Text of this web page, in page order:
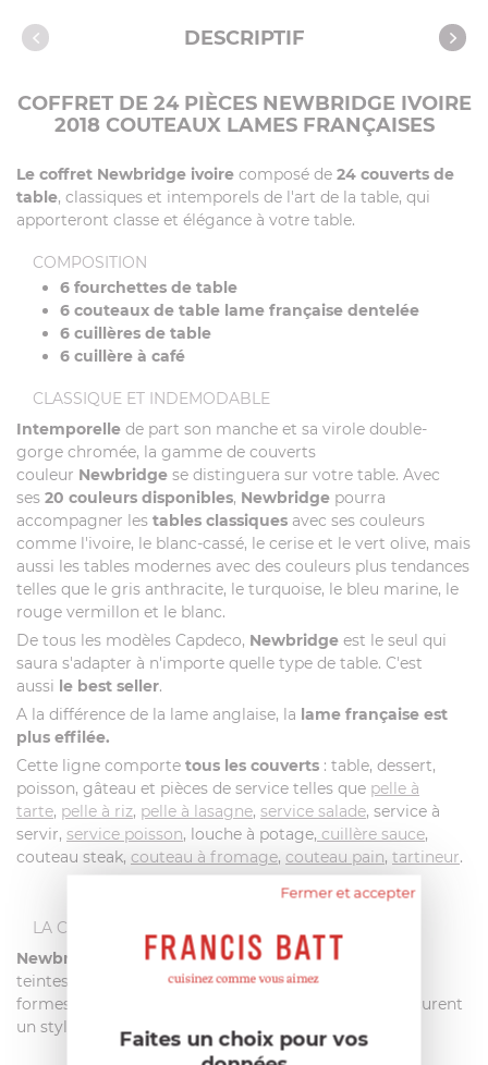
Caractéristiques DESCRIPTIF
COFFRET DE 24 PIÈCES NEWBRIDGE IVOIRE
2018 COUTEAUX LAMES FRANÇAISES
Le coffret Newbridge ivoire composé de 24 couverts de
table, classiques et intemporels de l'art de la table, qui
apporteront classe et élégance à votre table.
COMPOSITION
6 fourchettes de table
6 couteaux de table lame française dentelée
6 cuillères de table
6 cuillère à café
CLASSIQUE ET INDEMODABLE
Intemporelle de part son manche et sa virole double-
gorge chromée, la gamme de couverts
couleur Newbridge se distinguera sur votre table. Avec
ses 20 couleurs disponibles, Newbridge pourra
accompagner les tables classiques avec ses couleurs
comme l'ivoire, le blanc-cassé, le cerise et le vert olive, mais
aussi les tables modernes avec des couleurs plus tendances
telles que le gris anthracite, le turquoise, le bleu marine, le
rouge vermillon et le blanc.
De tous les modèles Capdeco, Newbridge est le seul qui
saura s'adapter à n'importe quelle type de table. C'est
aussi le best seller.
A la différence de la lame anglaise, la lame française est
plus effilée.
Cette ligne comporte tous les couverts : table, dessert,
poisson, gâteau et pièces de service telles que pelle à
tarte, pelle à riz, pelle à lasagne, service salade, service à
servir, service poisson, louche à potage, cuillère sauce,
couteau steak, couteau à fromage, couteau pain, tartineur.
LA COLLECTION NEWBRIDGE
Newbridge
est unecollectionpolyvalente avec ses
teintes
Moulés dans des
formes
procurent
un style
classique indémodable
Fermer et accepter
Faites un choix pour vos